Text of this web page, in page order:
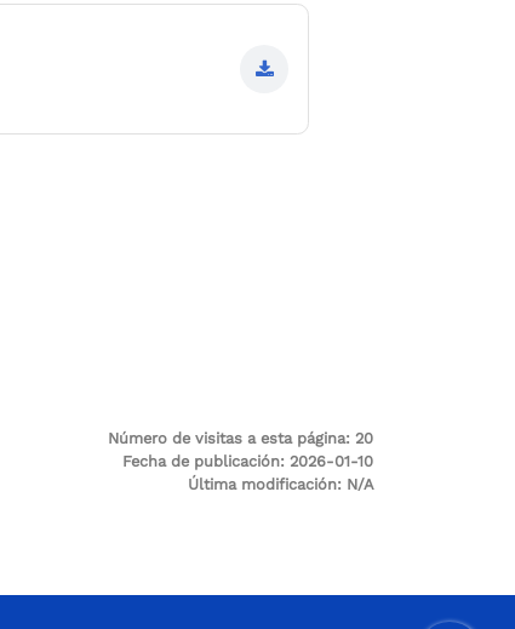
Número de visitas a esta página: 20
Fecha de publicación: 2026-01-10
Última modificación: N/A